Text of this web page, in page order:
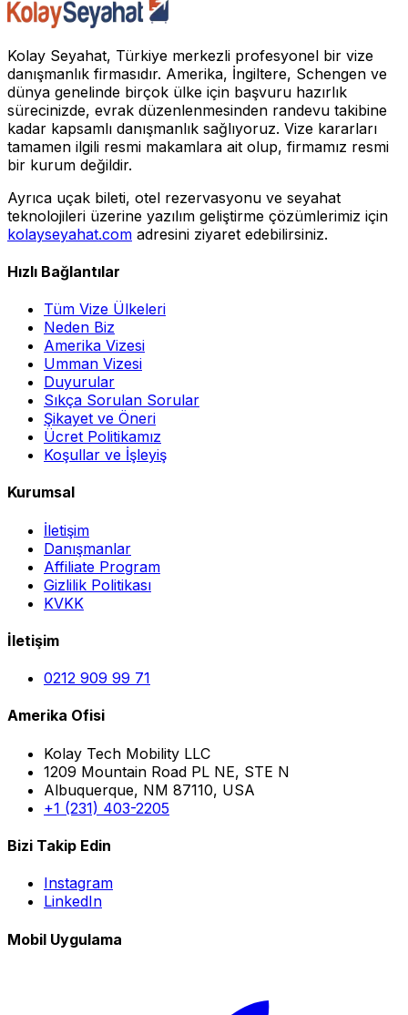
Kolay Seyahat, Türkiye merkezli profesyonel bir vize
danışmanlık firmasıdır. Amerika, İngiltere, Schengen ve
dünya genelinde birçok ülke için başvuru hazırlık
sürecinizde, evrak düzenlenmesinden randevu takibine
kadar kapsamlı danışmanlık sağlıyoruz. Vize kararları
tamamen ilgili resmi makamlara ait olup, firmamız resmi
bir kurum değildir.
Ayrıca uçak bileti, otel rezervasyonu ve seyahat
teknolojileri üzerine yazılım geliştirme çözümlerimiz için
kolayseyahat.com adresini ziyaret edebilirsiniz.
Hızlı Bağlantılar
Tüm Vize Ülkeleri
Neden Biz
Amerika Vizesi
Umman Vizesi
Duyurular
Sıkça Sorulan Sorular
Şikayet ve Öneri
Ücret Politikamız
Koşullar ve İşleyiş
Kurumsal
İletişim
Danışmanlar
Affiliate Program
Gizlilik Politikası
KVKK
İletişim
0212 909 99 71
Amerika Ofisi
Kolay Tech Mobility LLC
1209 Mountain Road PL NE, STE N
Albuquerque, NM 87110, USA
+1 (231) 403-2205
Bizi Takip Edin
Instagram
LinkedIn
Mobil Uygulama